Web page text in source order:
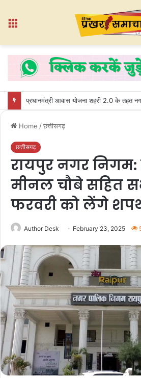
Home /छत्तीसगढ़
छत्तीसगढ़
रायपुर नगर निगम:
मीनल चौबे सहित
फरवरी को लेंगे
Author Desk February 23, 2025